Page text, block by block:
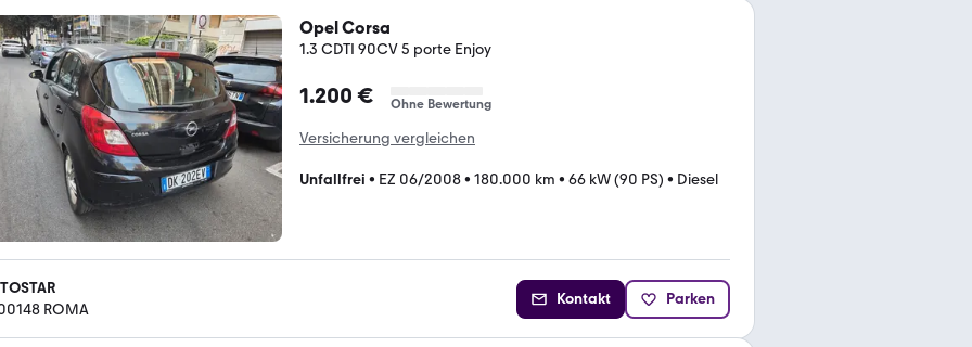
Opel Corsa
1.3 CDTI 90CV 5 porte Enjoy
1.200 € Ohne Bewertung
Versicherung vergleichen
Unfallfrei • EZ 06/2008• 180.000 km • 66 kW (90 PS) • Diesel
ROMA
Kontakt Parken